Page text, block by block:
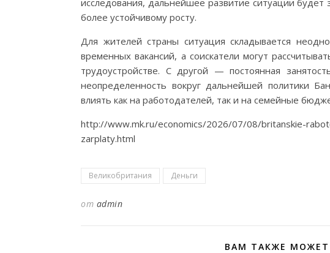
исследования, дальнейшее развитие ситуации будет
более устойчивому росту.
Для жителей страны ситуация складывается
временных вакансий, а соискатели могут
трудоустройстве. С другой — постоянная
неопределенность вокруг дальнейшей политики
влиять как на работодателей, так и на семейные
http://www.mk.ru/economics/2026/07/08/britanskie-
zarplaty.html
Великобритания Деньги
от admin
ВАМ ТАКЖЕ МОЖЕТ